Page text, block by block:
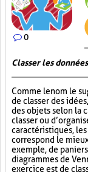
0
Classer les données
Comme le nom le
de classer des
des objets selon la
classer ou
caractéristiques,
correspond le
exemple, de
diagrammes de
exercice est de